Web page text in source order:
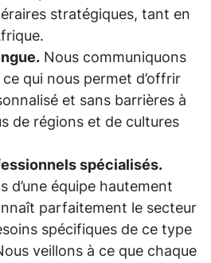
stratégiques, tant en
Nous communiquons
qui nous permet d’offrir
et sans barrières à
de régions et de cultures
spécialisés.
d’une équipe hautement
parfaitement le secteur
spécifiques de ce type
veillons à ce que chaque